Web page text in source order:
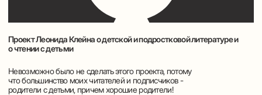
Корпоративные тренинги и MBA дают полезные инструменты
— SWOT, KPI, agile. Но мир меняется
быстрее любых методик. Когда вы сталкиваетесь